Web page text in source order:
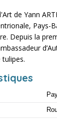
de Yann
Pays-
Depuis la